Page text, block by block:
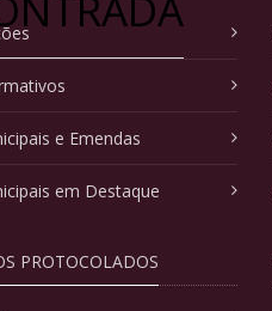
e Emendas
em Destaque
PROTOCOLADOS